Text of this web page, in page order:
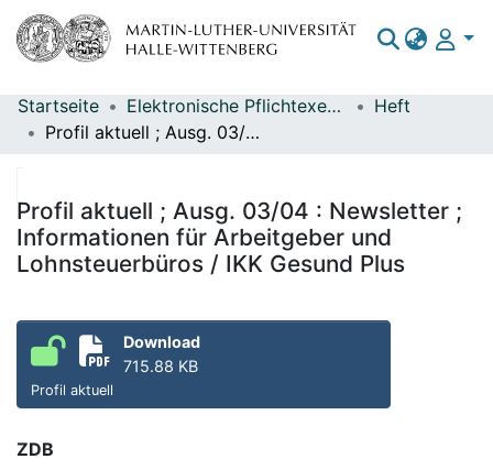
Bereiche & Sammlungen
Statistiken
Startseite Elektronische Pflichtexemplare
Heft
Profil aktuell ; Ausg. 03/04 : Newsletter ; Informationen für Arbeitgeber und Lohnsteuerbüros / IKK Gesund Plus
Profil aktuell ; Ausg. 03/04 : Newsletter ;
Informationen für Arbeitgeber und
Lohnsteuerbüros / IKK Gesund Plus
Download
715.88 KB
Profil aktuell
ZDB